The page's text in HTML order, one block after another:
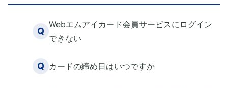
Q
Webエムアイカード会員サービスにログイン
できない
Q カードの締め日はいつですか